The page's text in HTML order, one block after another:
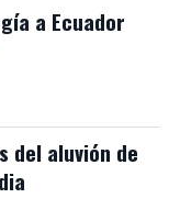
a Ecuador
del aluvión de